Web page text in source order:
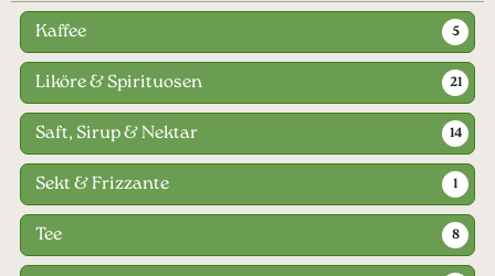
Kaffee 5
Liköre & Spirituosen 21
Saft, Sirup & Nektar 14
Sekt & Frizzante 1
Tee 8